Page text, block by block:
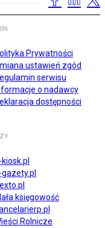
Prywatności
ustawień zgód
serwisu
o nadawcy
dostępności
kiosk.pl
gazety.pl
księgowość
Rolnicze